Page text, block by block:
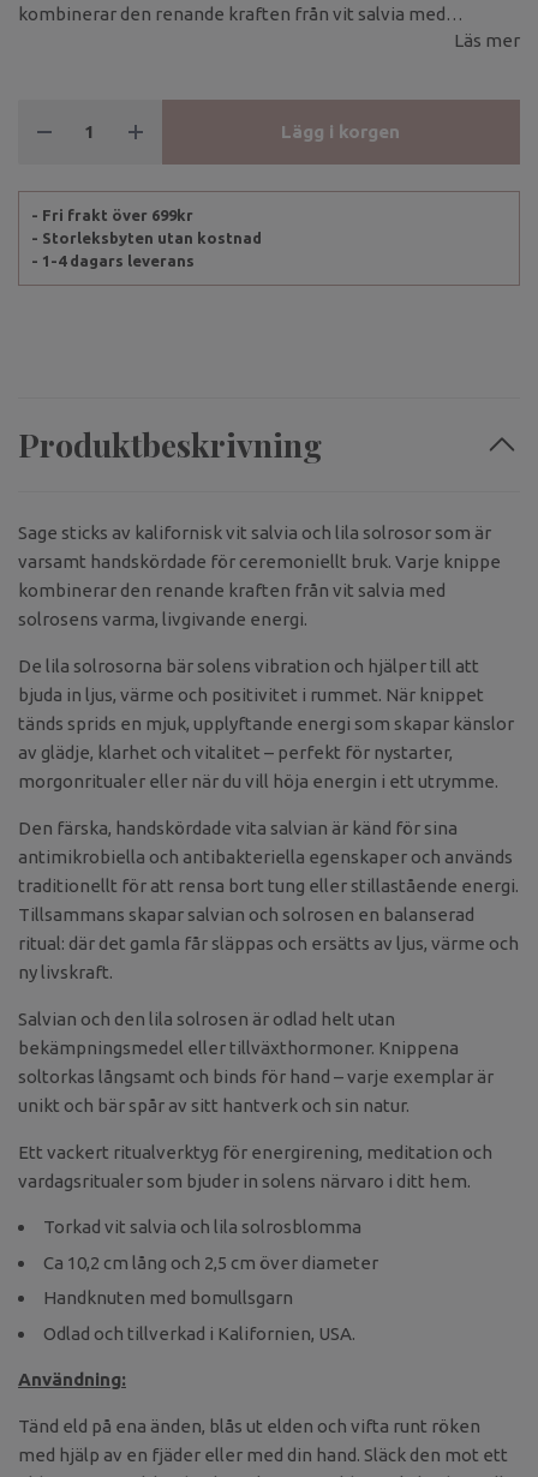
kombinerar den renande kraften från vit salvia med
Läs mer
Lägg i korgen
- Fri frakt över 699kr
- Storleksbyten utan kostnad
- 1-4 dagars leverans
Produktbeskrivning
Sage sticks av kalifornisk vit salvia och lila solrosor som är
varsamt handskördade för ceremoniellt bruk. Varje knippe
kombinerar den renande kraften från vit salvia med
solrosens varma, livgivande energi.
De lila solrosorna bär solens vibration och hjälper till att
bjuda in ljus, värme och positivitet i rummet. När knippet
tänds sprids en mjuk, upplyftande energi som skapar känslor
av glädje, klarhet och vitalitet – perfekt för nystarter,
morgonritualer eller när du vill höja energin i ett utrymme.
Den färska, handskördade vita salvian är känd för sina
antimikrobiella och antibakteriella egenskaper och används
traditionellt för att rensa bort tung eller stillastående energi.
Tillsammans skapar salvian och solrosen en balanserad
ritual: där det gamla får släppas och ersätts av ljus, värme och
ny livskraft.
Salvian och den lila solrosen är odlad helt utan
bekämpningsmedel eller tillväxthormoner. Knippena
soltorkas långsamt och binds för hand – varje exemplar är
unikt och bär spår av sitt hantverk och sin natur.
Ett vackert ritualverktyg för energirening, meditation och
vardagsritualer som bjuder in solens närvaro i ditt hem.
Torkad vit salvia och lila solrosblomma
Ca 10,2 cm lång och 2,5 cm över diameter
Handknuten med bomullsgarn
Odlad och tillverkad i Kalifornien, USA.
Användning:
Tänd eld på ena änden, blås ut elden och vifta runt röken
med hjälp av en fjäder eller med din hand. Släck den mot ett